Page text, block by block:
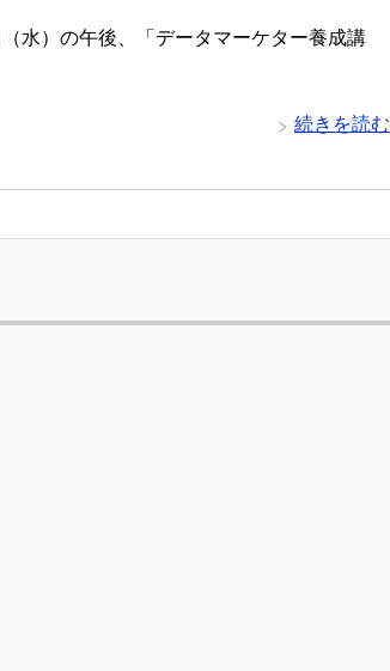
水）の午後、「データマーケター養成講
続きを読む